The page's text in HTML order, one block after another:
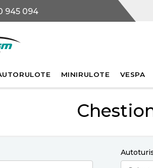
945 094
MINIRULOTE VESPA